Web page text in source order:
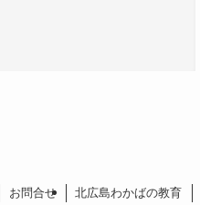
お問合せ 北広島わかばの教育